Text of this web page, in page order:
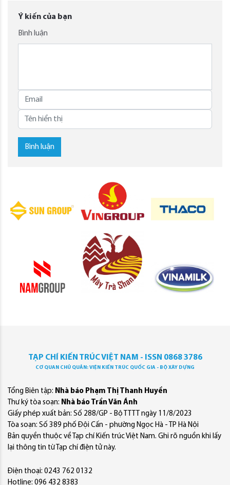
Ý kiến của bạn
Bình luận
Bình luận
TẠP CHÍ KIẾN TRÚC VIỆT NAM - ISSN 0868 3786
CƠ QUAN CHỦ QUẢN: VIỆN KIẾN TRÚC QUỐC GIA - BỘ XÂY DỰNG
Tổng Biên tập: Nhà báo Phạm Thị Thanh Huyền
Thư ký tòa soạn: Nhà báo Trần Văn Ánh
Giấy phép xuất bản: Số 288/GP - Bộ TTTT ngày 11/8/2023
Tòa soạn: Số 389 phố Đội Cấn - phường Ngọc Hà - TP Hà Nội
Bản quyền thuộc về Tạp chí Kiến trúc Việt Nam. Ghi rõ nguồn khi lấy
lại thông tin từ Tạp chí điện tử này.
Điện thoại: 0243 762 0132
Hotline: 096 432 8383